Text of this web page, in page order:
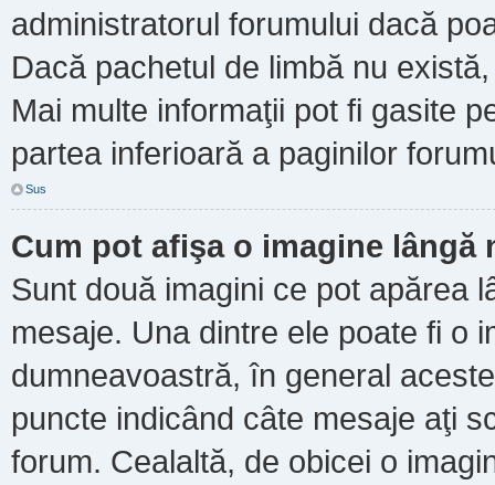
administratorul forumului dacă
Dacă pachetul de limbă nu
Mai multe informaţii pot fi gasite
partea inferioară a paginilor
Sus
Cum pot afişa o imagine lângă
Sunt două imagini ce pot apărea
mesaje. Una dintre ele poate fi o
dumneavoastră, în general
puncte indicând câte mesaje aţi
forum. Cealaltă, de obicei o